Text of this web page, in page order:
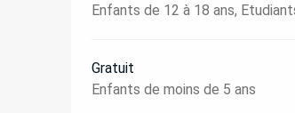
Enfants de 12 à 18 ans,
Gratuit
Enfants de moins de 5 ans